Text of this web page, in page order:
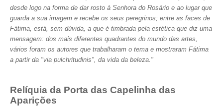
desde logo na forma de dar rosto à Senhora do Rosário e ao lugar que
guarda a sua imagem e recebe os seus peregrinos; entre as faces de
Fátima, está, sem dúvida, a que é timbrada pela estética que diz uma
mensagem: dos mais diferentes quadrantes do mundo das artes,
vários foram os autores que trabalharam o tema e mostraram Fátima
a partir da "via pulchritudinis", da vida da beleza."
Relíquia da Porta das Capelinha das
Aparições